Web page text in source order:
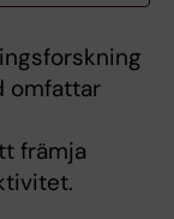
omfattar
främja